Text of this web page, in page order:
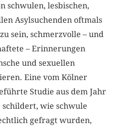
schwulen, lesbischen,
Asylsuchenden oftmals
sein, schmerzvolle – und
– Erinnerungen
und sexuellen
Eine vom Kölner
Studie aus dem Jahr
schildert, wie schwule
gefragt wurden,